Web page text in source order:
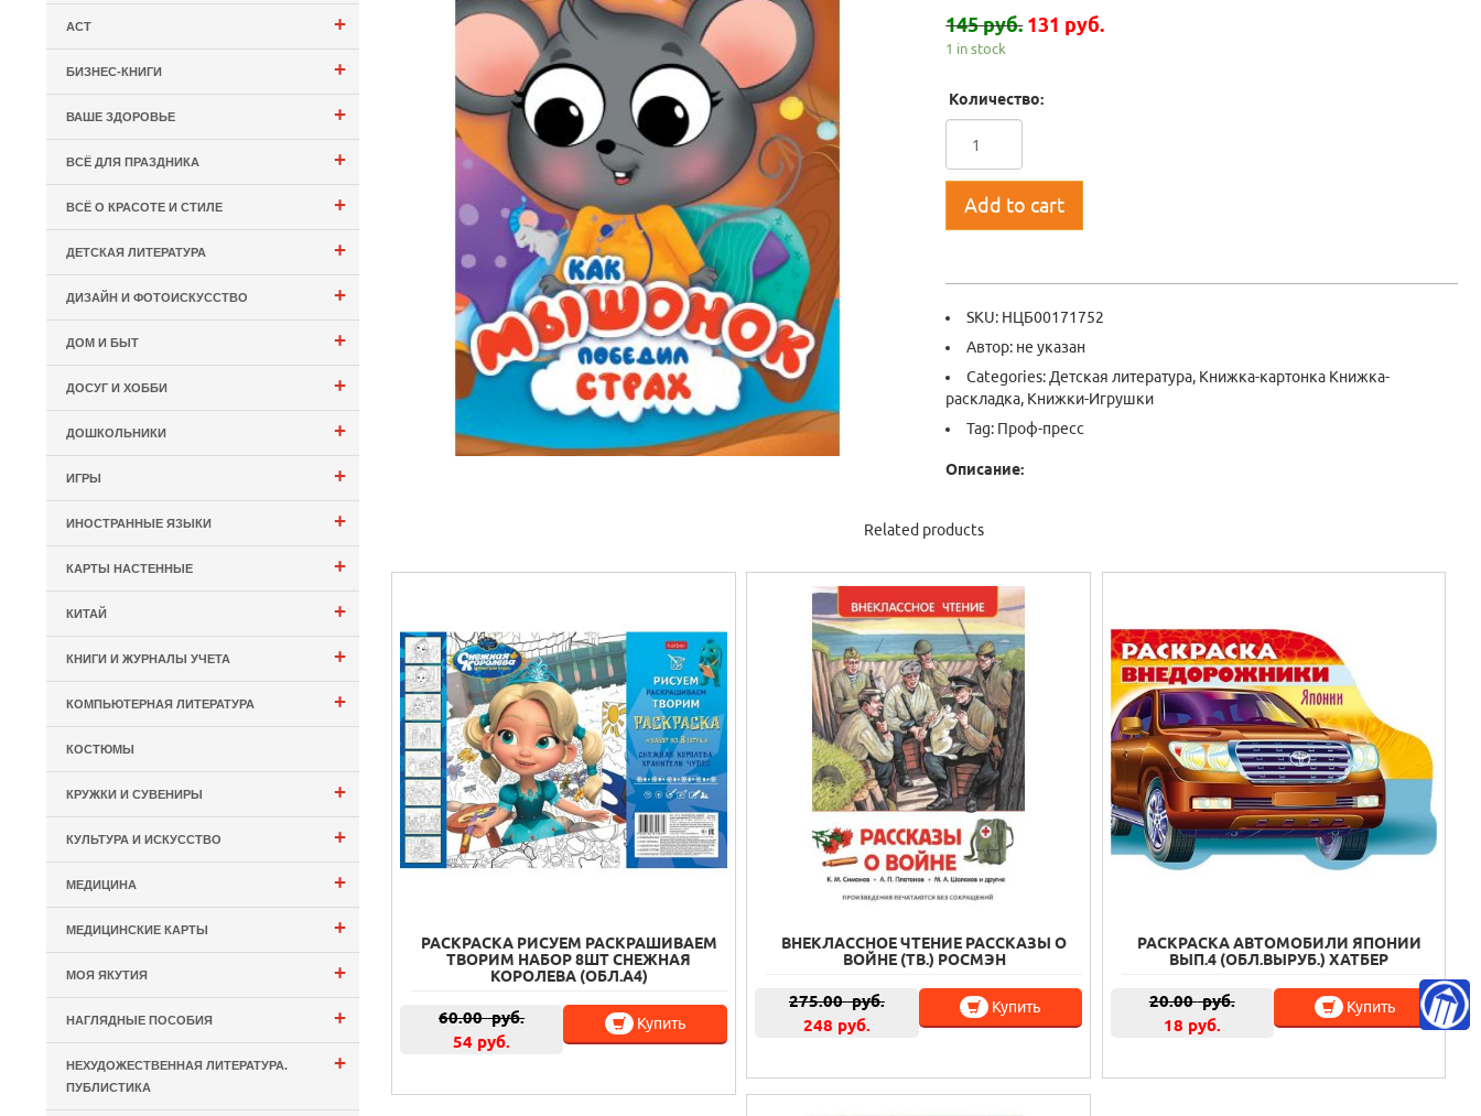
145 руб. 131 руб.
1 in stock
Количество:
Add to cart
SKU: НЦБ00171752
Автор: не указан
Categories: Детская литература, Книжка-картонка Книжка-
раскладка, Книжки-Игрушки
Tag: Проф-пресс
Описание:
Related products
РАСКРАСКА РИСУЕМ РАСКРАШИВАЕМ
ТВОРИМ НАБОР 8ШТ СНЕЖНАЯ
КОРОЛЕВА (ОБЛ.А4)
60.00руб.
54 руб.
Купить
ВНЕКЛАССНОЕ ЧТЕНИЕ РАССКАЗЫ О
ВОЙНЕ (ТВ.) РОСМЭН
275.00руб.
248 руб.
Купить
РАСКРАСКА АВТОМОБИЛИ ЯПОНИИ
ВЫП.4 (ОБЛ.ВЫРУБ.) ХАТБЕР
20.00руб.
18 руб.
Купить
+
АСТ
+
БИЗНЕС-КНИГИ
+
ВАШЕ ЗДОРОВЬЕ
+
ВСЁ ДЛЯ ПРАЗДНИКА
+
ВСЁ О КРАСОТЕ И СТИЛЕ
+
ДЕТСКАЯ ЛИТЕРАТУРА
+
ДИЗАЙН И ФОТОИСКУССТВО
+
ДОМ И БЫТ
+
ДОСУГ И ХОББИ
+
ДОШКОЛЬНИКИ
+
ИГРЫ
+
ИНОСТРАННЫЕ ЯЗЫКИ
+
КАРТЫ НАСТЕННЫЕ
+
КИТАЙ
+
КНИГИ И ЖУРНАЛЫ УЧЕТА
+
КОМПЬЮТЕРНАЯ ЛИТЕРАТУРА
КОСТЮМЫ
+
КРУЖКИ И СУВЕНИРЫ
+
КУЛЬТУРА И ИСКУССТВО
+
МЕДИЦИНА
+
МЕДИЦИНСКИЕ КАРТЫ
+
МОЯ ЯКУТИЯ
+
НАГЛЯДНЫЕ ПОСОБИЯ
+
НЕХУДОЖЕСТВЕННАЯ ЛИТЕРАТУРА.
ПУБЛИСТИКА